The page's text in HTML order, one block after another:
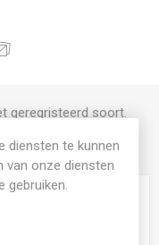
geregristeerd soort.
diensten te kunnen
van onze diensten
gebruiken.